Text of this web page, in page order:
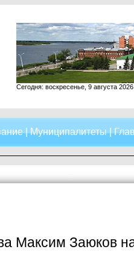
Сегодня: воскресенье, 9 августа 2026
|Муниципалитеты|
Максим Заюков